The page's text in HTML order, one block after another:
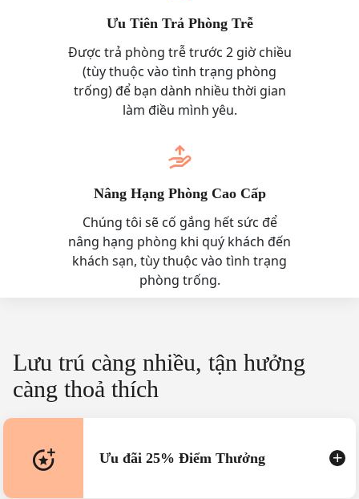
Ưu Tiên Trả Phòng Trễ
Được trả phòng trễ trước 2 giờ chiều
(tùy thuộc vào tình trạng phòng
trống) để bạn dành nhiều thời gian
làm điều mình yêu.
Nâng Hạng Phòng Cao Cấp
Chúng tôi sẽ cố gắng hết sức để
nâng hạng phòng khi quý khách đến
khách sạn, tùy thuộc vào tình trạng
phòng trống.
Lưu trú càng nhiều, tận hưởng
càng thoả thích
Ưu đãi 25% Điểm Thưởng